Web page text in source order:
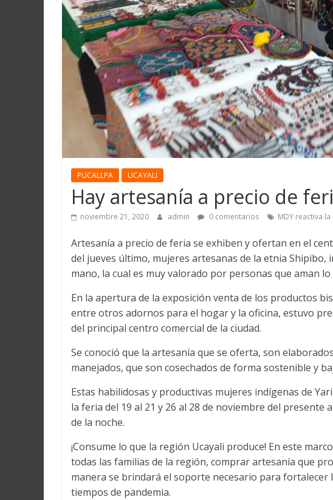
Martín
Loreto
PUCALLPA UCAYALI
Hay artesanía a precio de
noviembre 21, 2020 admin 0 comentarios MDY reactiva
Artesanía a precio de feria se exhiben y ofertan en el
del jueves último, mujeres artesanas de la etnia
mano, la cual es muy valorado por personas que aman
En la apertura de la exposición venta de los productos
entre otros adornos para el hogar y la oficina, estuvo
del principal centro comercial de la ciudad.
Se conoció que la artesanía que se oferta, son
manejados, que son cosechados de forma sostenible y
Estas habilidosas y productivas mujeres indígenas de
la feria del 19 al 21 y 26 al 28 de noviembre del presente
de la noche.
¡Consume lo que la región Ucayali produce! En este
todas las familias de la región, comprar artesanía que
manera se brindará el soporte necesario para fortalecer
tiempos de pandemia.